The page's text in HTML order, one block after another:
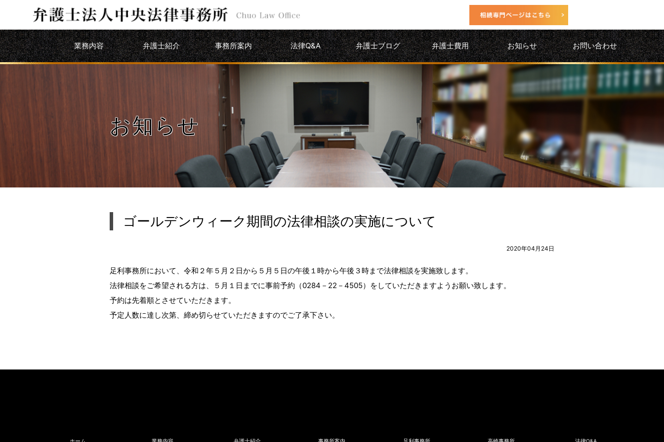
業務内容 弁護士紹介 事務所案内 法律Q&A 弁護士ブログ 弁護士費用 お知らせ お問い合わせ
お知らせ
ゴールデンウィーク期間の法律相談の実施について
2020年04月24日
足利事務所において、令和２年５月２日から５月５日の午後１時から午後３時まで法律相談を実施致します。
法律相談をご希望される方は、５月１日までに事前予約（0284－22－4505）をしていただきますようお願い致します。
予約は先着順とさせていただきます。
予定人数に達し次第、締め切らせていただきますのでご了承下さい。